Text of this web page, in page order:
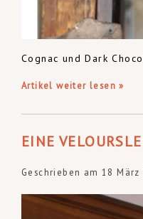
Cognac und Dark
Artikel weiter lesen »
EINE
Geschrieben am18 März